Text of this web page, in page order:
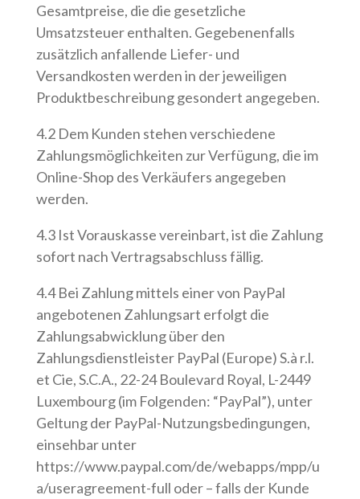
Gesamtpreise, die die gesetzliche
Umsatzsteuer enthalten. Gegebenenfalls
zusätzlich anfallende Liefer- und
Versandkosten werden in der jeweiligen
Produktbeschreibung gesondert angegeben.
4.2 Dem Kunden stehen verschiedene
Zahlungsmöglichkeiten zur Verfügung, die im
Online-Shop des Verkäufers angegeben
werden.
4.3 Ist Vorauskasse vereinbart, ist die Zahlung
sofort nach Vertragsabschluss fällig.
4.4 Bei Zahlung mittels einer von PayPal
angebotenen Zahlungsart erfolgt die
Zahlungsabwicklung über den
Zahlungsdienstleister PayPal (Europe) S.à r.l.
et Cie, S.C.A., 22-24 Boulevard Royal, L-2449
Luxembourg (im Folgenden: “PayPal”), unter
Geltung der PayPal-Nutzungsbedingungen,
einsehbar unter
https://www.paypal.com/de/webapps/mpp/u
a/useragreement-full oder – falls der Kunde